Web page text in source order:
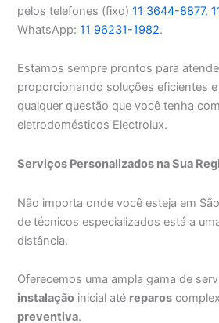
pelos telefones (fixo)11 3644-8877,
WhatsApp:11 96231-1982.
Estamos sempre prontos para
proporcionando soluções eficientes
qualquer questão que você tenha
eletrodomésticos Electrolux.
Serviços Personalizados na Sua
Não importa onde você esteja em
de técnicos especializados está a
distância.
Oferecemos uma ampla gama de
instalação inicial até reparos
preventiva.